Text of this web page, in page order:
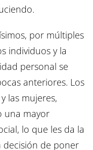
por múltiples
individuos y la
personal se
anteriores. Los
las mujeres,
una mayor
lo que les da la
decisión de poner